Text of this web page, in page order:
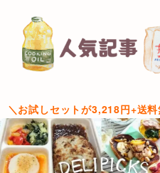
＼お試しセットが3,218円+送